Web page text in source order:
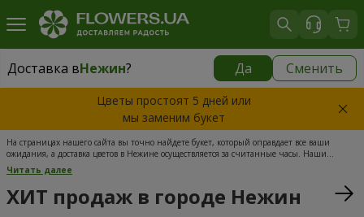
Доставка вНежин? Да Сменить
Доставка вНежин|
Цветы простоят 5 дней или
мы заменим букет
На страницах нашего сайта вы точно найдете букет, который оправдает все ваши
ожидания, а доставка цветов в Нежине осуществляется за считанные часы. Наши
менеджеры практически сразу обрабатывают каждый заказ - идеальное решение для
тех, кто ценит свое время и нервы. Для оплаты выбранного букета вам потребуется всего
несколько минут, причем формируется он только из свежесрезанных бутонов. При
каждом заказе мы уточняем все детали, а благодаря опытным флористам и курьерам
наша доставка цветов в Нежине - лучшая.
Читать далее
ХИТ продаж в городе Нежин